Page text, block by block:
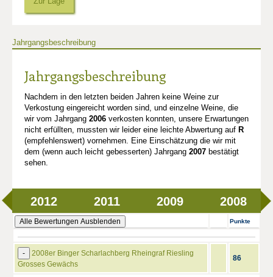
Jahrgangsbeschreibung
Jahrgangsbeschreibung
Nachdem in den letzten beiden Jahren keine Weine zur
Verkostung eingereicht worden sind, und einzelne Weine, die
wir vom Jahrgang 2006 verkosten konnten, unsere Erwartungen
nicht erfüllten, mussten wir leider eine leichte Abwertung auf R
(empfehlenswert) vornehmen. Eine Einschätzung die wir mit
dem (wenn auch leicht gebesserten) Jahrgang 2007 bestätigt
sehen.
2012 2011 2009 2008
Alle Bewertungen Ausblenden Punkte
-
2008er Binger Scharlachberg Rheingraf Riesling
Grosses Gewächs
86